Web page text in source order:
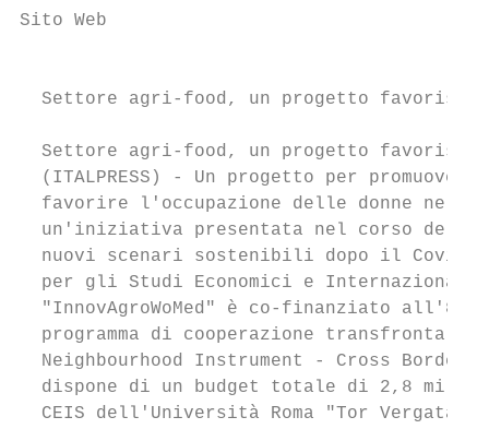
Sito Web
Settore agri-food, un progetto favorisce
Settore agri-food, un progetto
(ITALPRESS) - Un progetto per
favorire l'occupazione delle donne nel
un'iniziativa presentata nel corso del
nuovi scenari sostenibili dopo il
per gli Studi Economici e
"InnovAgroWoMed" è co-finanziato
programma di cooperazione
Neighbourhood Instrument - Cross Border
dispone di un budget totale di 2,8
CEIS dell'Università Roma "Tor